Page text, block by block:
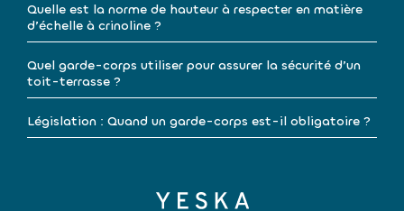
Quelle est la norme de hauteur à respecter en matière
d’échelle à crinoline ?
Quel garde-corps utiliser pour assurer la sécurité d’un
toit-terrasse ?
Législation : Quand un garde-corps est-il obligatoire ?